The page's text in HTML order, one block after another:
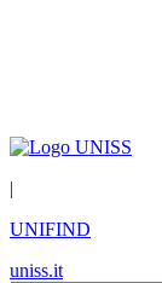
|
UNIFIND
uniss.it